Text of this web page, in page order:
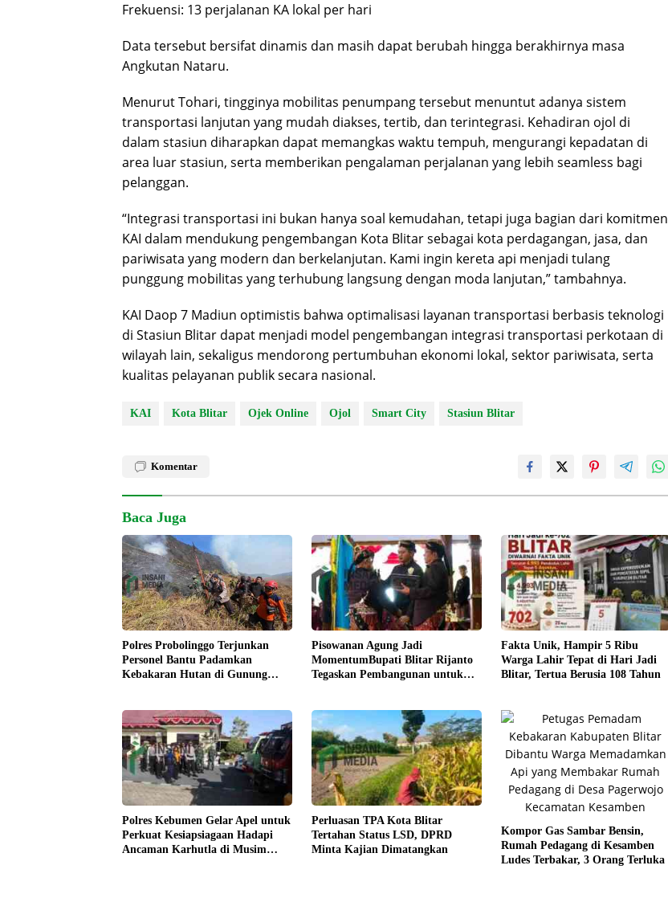
Frekuensi: 13 perjalanan KA lokal per hari
Data tersebut bersifat dinamis dan masih dapat berubah hingga berakhirnya masa
Angkutan Nataru.
Menurut Tohari, tingginya mobilitas penumpang tersebut menuntut adanya sistem
transportasi lanjutan yang mudah diakses, tertib, dan terintegrasi. Kehadiran ojol di
dalam stasiun diharapkan dapat memangkas waktu tempuh, mengurangi kepadatan di
area luar stasiun, serta memberikan pengalaman perjalanan yang lebih seamless bagi
pelanggan.
“Integrasi transportasi ini bukan hanya soal kemudahan, tetapi juga bagian dari komitmen
KAI dalam mendukung pengembangan Kota Blitar sebagai kota perdagangan, jasa, dan
pariwisata yang modern dan berkelanjutan. Kami ingin kereta api menjadi tulang
punggung mobilitas yang terhubung langsung dengan moda lanjutan,” tambahnya.
KAI Daop 7 Madiun optimistis bahwa optimalisasi layanan transportasi berbasis teknologi
di Stasiun Blitar dapat menjadi model pengembangan integrasi transportasi perkotaan di
wilayah lain, sekaligus mendorong pertumbuhan ekonomi lokal, sektor pariwisata, serta
kualitas pelayanan publik secara nasional.
KAI Kota Blitar Ojek Online Ojol Smart City Stasiun Blitar
Komentar
Baca Juga
Polres Probolinggo Terjunkan
Personel Bantu Padamkan
Kebakaran Hutan di Gunung
Pisowanan Agung Jadi
MomentumBupati Blitar Rijanto
Tegaskan Pembangunan untuk
Fakta Unik, Hampir 5 Ribu
Warga Lahir Tepat di Hari Jadi
Blitar, Tertua Berusia 108 Tahun
Polres Kebumen Gelar Apel untuk
Perkuat Kesiapsiagaan Hadapi
Ancaman Karhutla di Musim
Perluasan TPA Kota Blitar
Tertahan Status LSD, DPRD
Minta Kajian Dimatangkan
Kompor Gas Sambar Bensin,
Rumah Pedagang di Kesamben
Ludes Terbakar, 3 Orang Terluka